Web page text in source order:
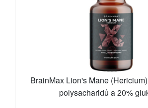
BrainMax Lion's Mane
polysacharidů a 20%